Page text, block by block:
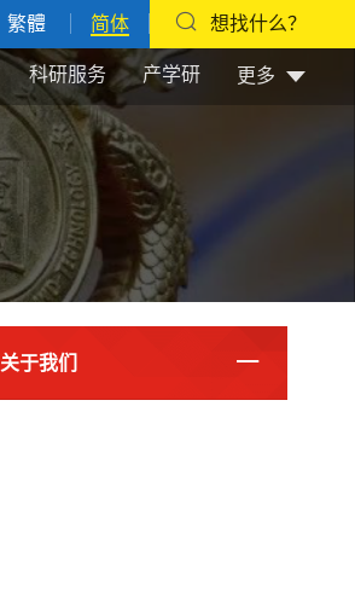
繁體 简体 想找什么？
科研服务 产学研 更多
关于我们